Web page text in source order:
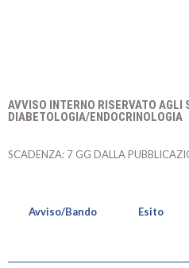
AVVISO INTERNO RISERVATO
DIABETOLOGIA/ENDOCRINOLOGIA
SCADENZA: 7 GG DALLA
Avviso/Bando Esito